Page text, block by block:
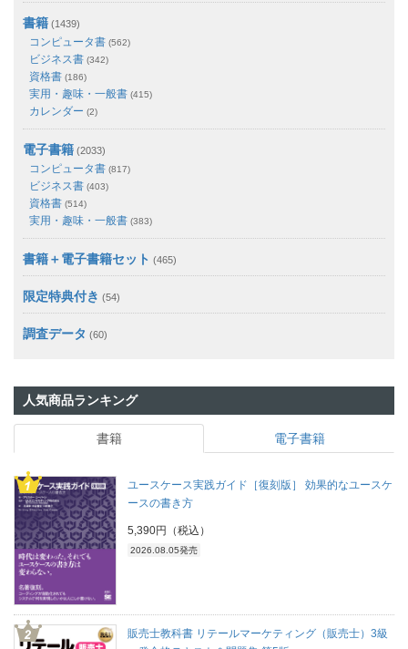
書籍 (1439)
コンピュータ書 (562)
ビジネス書 (342)
資格書 (186)
実用・趣味・一般書 (415)
カレンダー (2)
電子書籍 (2033)
コンピュータ書 (817)
ビジネス書 (403)
資格書 (514)
実用・趣味・一般書 (383)
書籍＋電子書籍セット (465)
限定特典付き (54)
調査データ (60)
人気商品ランキング
書籍 電子書籍
ユースケース実践ガイド［復刻版］ 効果的なユースケ
ースの書き方
5,390円（税込）
2026.08.05発売
販売士教科書 リテールマーケティング（販売士）3級